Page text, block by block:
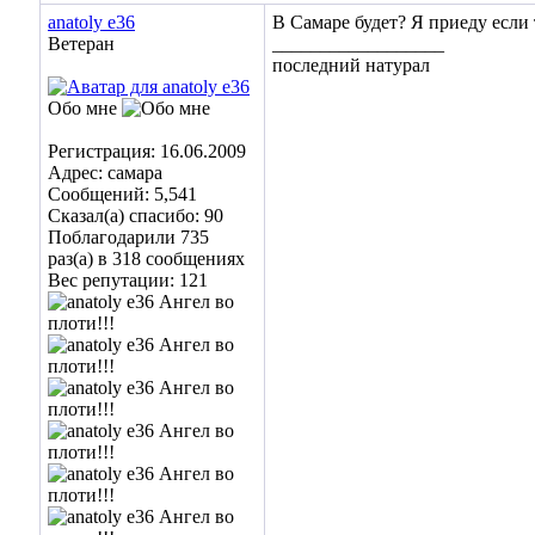
anatoly e36
Ветеран
Обо мне
Регистрация: 16.06.2009
Адрес: самара
Сообщений: 5,541
Сказал(а) спасибо: 90
Поблагодарили 735
раз(а) в 318 сообщениях
Вес репутации: 121
В Самаре будет? Я приеду если
последний натурал